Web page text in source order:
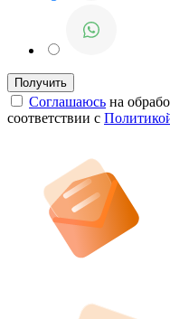
Соглашаюсь на
соответствии с